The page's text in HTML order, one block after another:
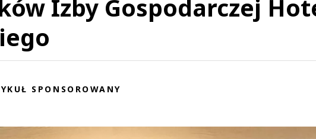
Izby Gospodarczej
SPONSOROWANY